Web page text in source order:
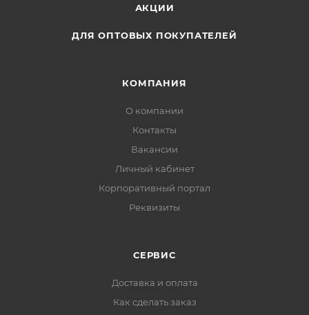
АКЦИИ
ДЛЯ ОПТОВЫХ ПОКУПАТЕЛЕЙ
КОМПАНИЯ
О компании
Контакты
Вакансии
Личный кабинет
Корпоративный портал
Реквизиты
СЕРВИС
Доставка и оплата
Как сделать заказ